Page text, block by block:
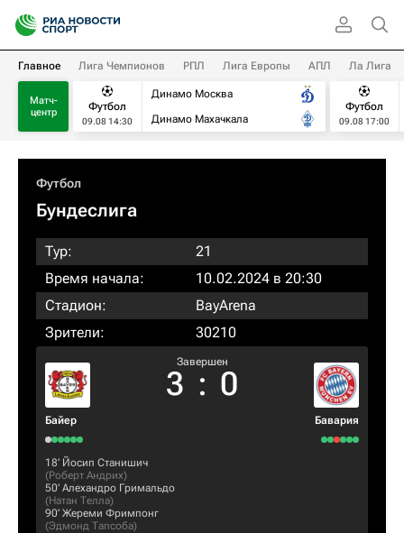
Главное Лига Чемпионов РПЛ Лига Европы АПЛ Ла Лига
Матч-
центр
Футбол
09.08 14:30
Динамо Москва
Динамо Махачкала
Футбол
09.08 17:00
Футбол
Бундеслига
Тур:
21
Время начала:
10.02.2024 в 20:30
Стадион:
BayArena
Зрители:
30210
Байер
Завершен
3 : 0
Бавария
18‎’‎ Йосип Станишич
(Роберт Андрих)
50‎’‎ Алехандро Гримальдо
(Натан Телла)
90‎’‎ Жереми Фримпонг
(Эдмонд Тапсоба)